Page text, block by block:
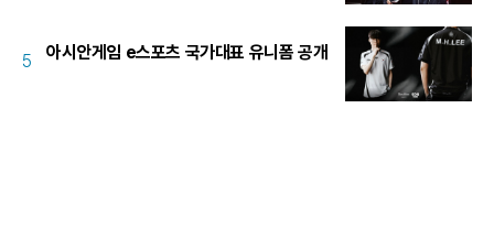
5 아시안게임 e스포츠 국가대표 유니폼 공개